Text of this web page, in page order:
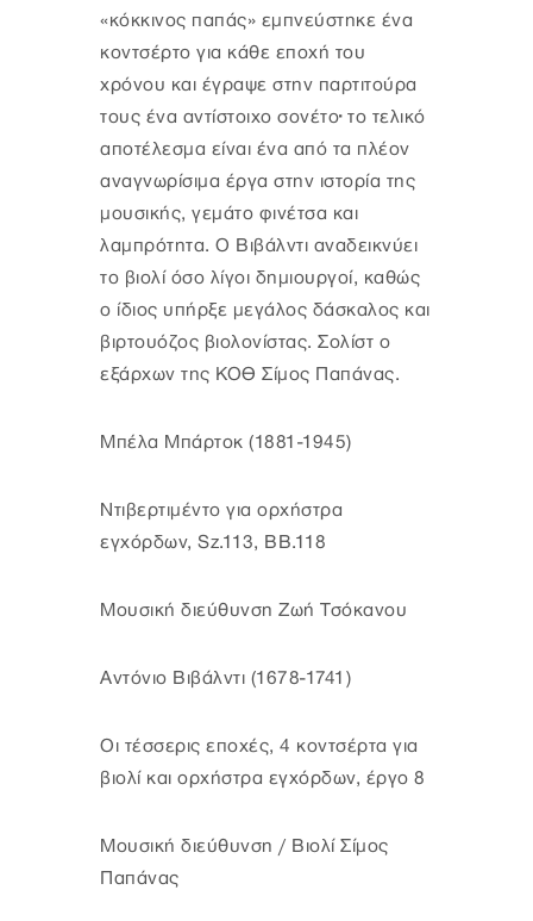
«κόκκινος παπάς» εμπνεύστηκε ένα
κοντσέρτο για κάθε εποχή του
χρόνου και έγραψε στην παρτιτούρα
τους ένα αντίστοιχο σονέτο· το τελικό
αποτέλεσμα είναι ένα από τα πλέον
αναγνωρίσιμα έργα στην ιστορία της
μουσικής, γεμάτο φινέτσα και
λαμπρότητα. Ο Βιβάλντι αναδεικνύει
το βιολί όσο λίγοι δημιουργοί, καθώς
ο ίδιος υπήρξε μεγάλος δάσκαλος και
βιρτουόζος βιολονίστας. Σολίστ ο
εξάρχων της ΚΟΘ Σίμος Παπάνας.
Μπέλα Μπάρτοκ (1881-1945)
Ντιβερτιμέντο για ορχήστρα
εγχόρδων, Sz.113, BB.118
Μουσική διεύθυνση Ζωή Τσόκανου
Αντόνιο Βιβάλντι (1678-1741)
Οι τέσσερις εποχές, 4 κοντσέρτα για
βιολί και ορχήστρα εγχόρδων, έργο 8
Μουσική διεύθυνση / Βιολί Σίμος
Παπάνας